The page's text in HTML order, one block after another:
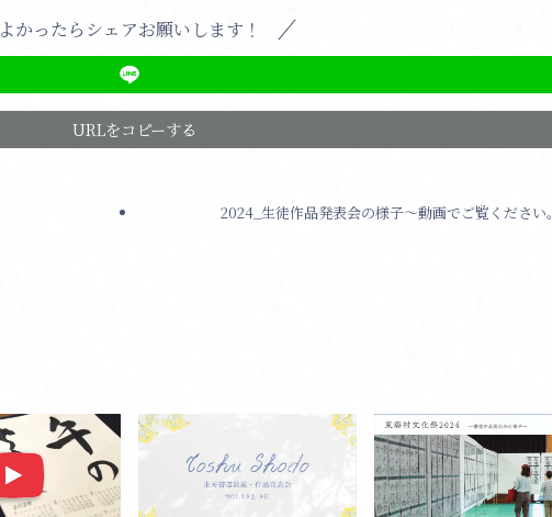
よかったらシェアお願いします！
URLをコピーする
2024_生徒作品発表会の様子〜動画でご覧ください。